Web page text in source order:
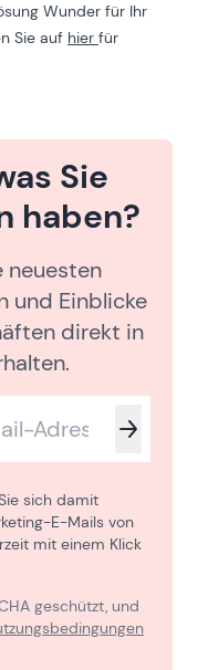
Wunder für Ihr
Sie auf hier für
Sie
haben?
neuesten
und Einblicke
direkt in
sich damit
E-Mails von
mit einem Klick
geschützt, und